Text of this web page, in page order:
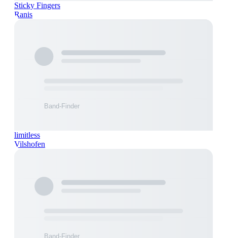
Sticky Fingers
Ranis
limitless
Vilshofen